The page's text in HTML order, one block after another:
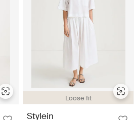
Loose fit
Stylein